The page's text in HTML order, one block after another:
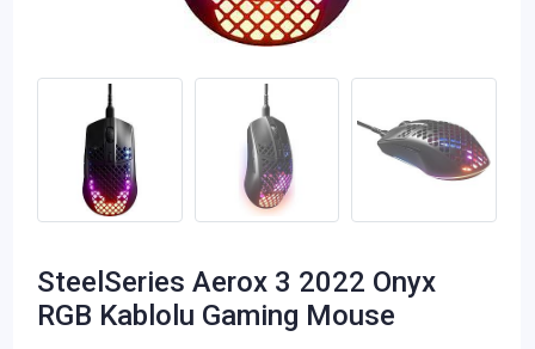
SteelSeries Aerox 3 2022 Onyx
RGB Kablolu Gaming Mouse